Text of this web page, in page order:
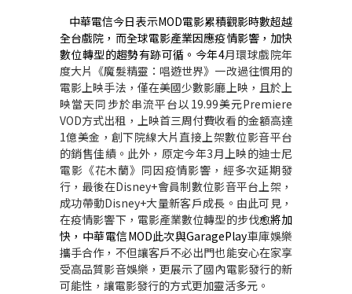
中華電信今日表示MOD電影累積觀影時數超越
全台戲院，而全球電影產業因應疫情影響，加快
數位轉型的趨勢有跡可循。今年4月環球戲院年
度大片《魔髮精靈：唱遊世界》一改過往慣用的
電影上映手法，僅在美國少數影廳上映，且於上
映當天同步於串流平台以 19.99美元Premiere
VOD方式出租，上映首三周付費收看的金額高達
1億美金，創下院線大片直接上架數位影音平台
的銷售佳績。此外，原定今年3月上映的迪士尼
電影《花木蘭》同因疫情影響，經多次延期發
行，最後在Disney+會員制數位影音平台上架，
成功帶動Disney+大量新客戶成長。由此可見，
在疫情影響下，電影產業數位轉型的步伐愈將加
快，中華電信MOD此次與GaragePlay車庫娛樂
攜手合作，不但讓客戶不必出門也能安心在家享
受高品質影音娛樂，更展示了國內電影發行的新
可能性，讓電影發行的方式更加靈活多元。